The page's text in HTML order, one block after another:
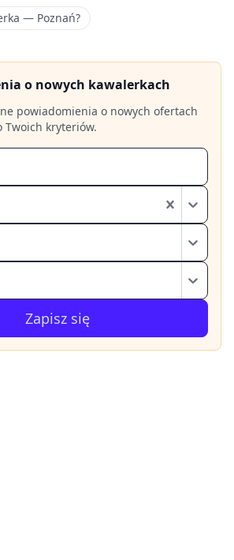
— Poznań?
o nowych kawalerkach
powiadomienia o nowych ofertach
Twoich kryteriów.
Zapisz się